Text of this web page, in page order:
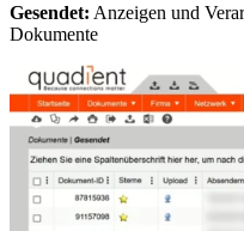
Gesendet: Anzeigen und
Dokumente